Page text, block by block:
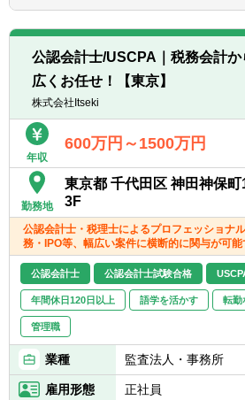
できる企業様が多く
りません。顧問先の
などに対して、税務
アドバイスを行って
■クライアントの9.5
す
■業界業種:多種多様(
界が多いです)
■担当企業数:20件/人
■税務:コンサル/1対1
【会計ソフト】
勘定奉行、弥生会計
フリー
公認会計士/USCPA｜税務会計
広くお任せ！【東京】
株式会社Itseki
年収
600万円～1500万円
勤務地
東京都 千代田区 神田神保
3F
公認会計士・税理士によるプロフェッショナ
務・IPO等、幅広い案件に横断的に関与が可能
公認会計士 公認会計士試験合格
年間休日120日以上 語学を活かす 転勤
管理職
業種 監査法人・事務所
雇用形態 正社員